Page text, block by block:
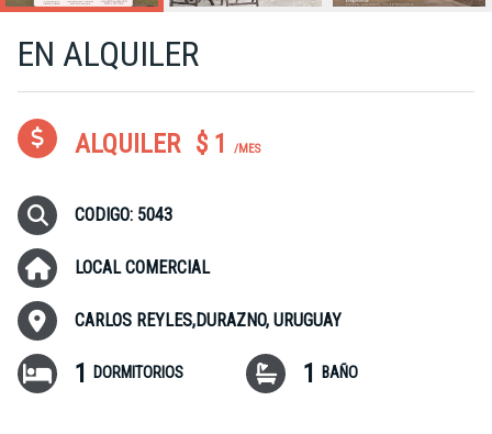
EN ALQUILER
ALQUILER $ 1 /MES
CODIGO: 5043
LOCAL COMERCIAL
CARLOS REYLES,DURAZNO, URUGUAY
1 DORMITORIOS 1 BAÑO